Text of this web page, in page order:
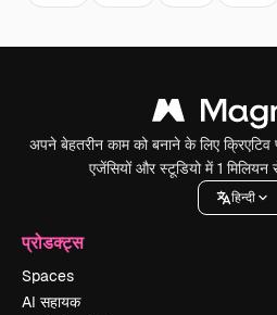
अपने बेहतरीन काम को बनाने के लिए क्रिएटिव
एजेंसियों और स्टूडियो में 1 मिलियन
हिन्दी
प्रोडक्ट्स
Spaces
AI सहायक